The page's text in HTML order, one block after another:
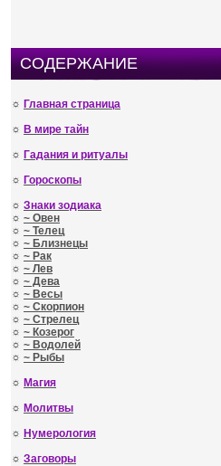
СОДЕРЖАНИЕ
☼ Главная страница
☼ В мире тайн
☼ Гадания и ритуалы
☼ Гороскопы
☼ Знаки зодиака
☼ ~ Овен
☼ ~ Телец
☼ ~ Близнецы
☼ ~ Рак
☼ ~ Лев
☼ ~ Дева
☼ ~ Весы
☼ ~ Скорпион
☼ ~ Стрелец
☼ ~ Козерог
☼ ~ Водолей
☼ ~ Рыбы
☼ Магия
☼ Молитвы
☼ Нумерология
☼ Заговоры